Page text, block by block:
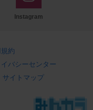
Instagram
約
バシーセンター
サイトマップ